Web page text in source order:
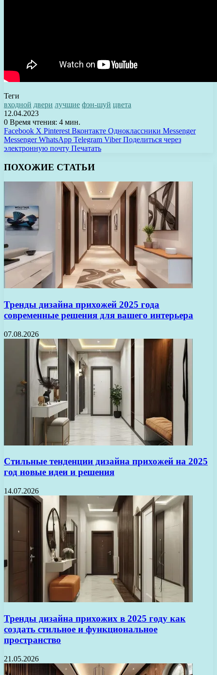
Теги
входной двери лучшие фэн-шуй цвета
12.04.2023
0 Время чтения: 4 мин.
Facebook X Pinterest Вконтакте Одноклассники Messenger
Messenger WhatsApp Telegram Viber Поделиться через
электронную почту Печатать
ПОХОЖИЕ СТАТЬИ
Тренды дизайна прихожей 2025 года
современные решения для вашего интерьера
07.08.2026
Стильные тенденции дизайна прихожей на 2025
год новые идеи и решения
14.07.2026
Тренды дизайна прихожих в 2025 году как
создать стильное и функциональное
пространство
21.05.2026